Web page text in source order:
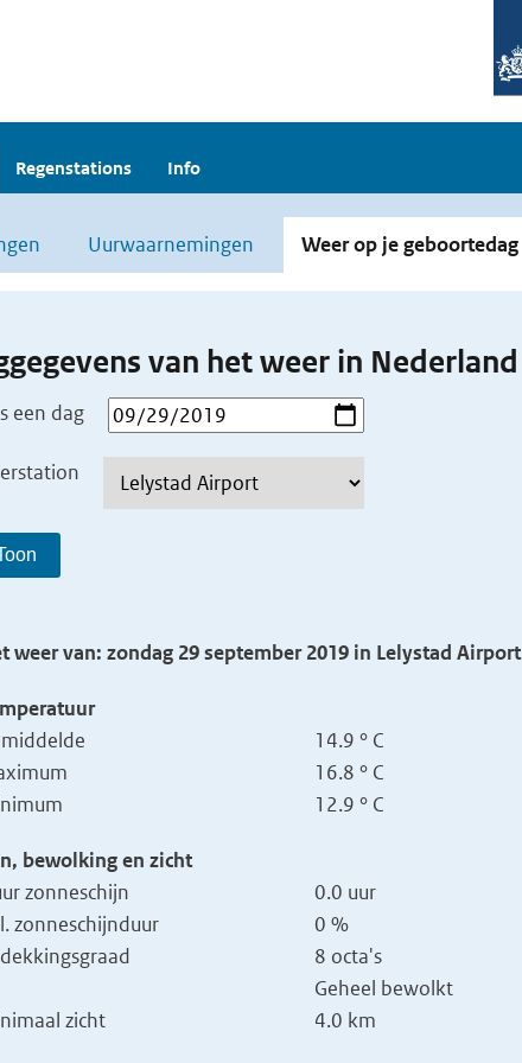
Regenstations Info
Uurwaarnemingen Weer op je geboortedag
van het weer in Nederland
een dag
weer van: zondag 29 september 2019 in Lelystad Airport
14.9 ° C
16.8 ° C
12.9 ° C
bewolking en zicht
zonneschijn
0.0 uur
zonneschijnduur
0 %
8 octa's
Geheel bewolkt
zicht
4.0 km